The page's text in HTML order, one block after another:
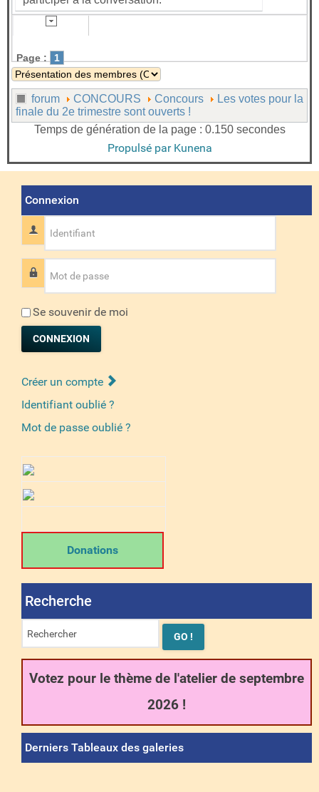
Page : 1
forum CONCOURS Concours
Les votes pour la
finale du 2e trimestre sont ouverts !
Temps de génération de la page : 0.150 secondes
Propulsé par Kunena
Connexion
Identifiant
Mot de passe
Se souvenir de moi
CONNEXION
Créer un compte
Identifiant oublié ?
Mot de passe oublié ?
Donations
Recherche
Votez pour le thème de l'atelier de septembre
2026 !
Derniers Tableaux des galeries